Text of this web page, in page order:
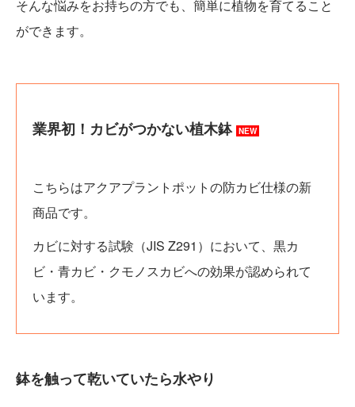
そんな悩みをお持ちの方でも、簡単に植物を育てること
ができます。
業界初！カビがつかない植木鉢 NEW
こちらはアクアプラントポットの防カビ仕様の新
商品です。
カビに対する試験（JIS Z291）において、黒カ
ビ・青カビ・クモノスカビへの効果が認められて
います。
鉢を触って乾いていたら水やり